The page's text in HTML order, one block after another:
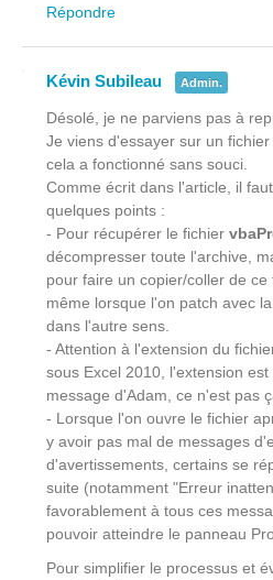
Répondre
Kévin Subileau Admin.
Désolé, je ne parviens pas à
Je viens d'essayer sur un
cela a fonctionné sans souci.
Comme écrit dans l'article, il
quelques points :
- Pour récupérer le fichier
décompresser toute l'archive,
pour faire un copier/coller de ce
même lorsque l'on patch avec
dans l'autre sens.
- Attention à l'extension du
sous Excel 2010, l'extension est
message d'Adam, ce n'est pas
- Lorsque l'on ouvre le fichier
y avoir pas mal de messages
d'avertissements, certains se
suite (notamment "Erreur
favorablement à tous ces
pouvoir atteindre le panneau
Pour simplifier le processus et